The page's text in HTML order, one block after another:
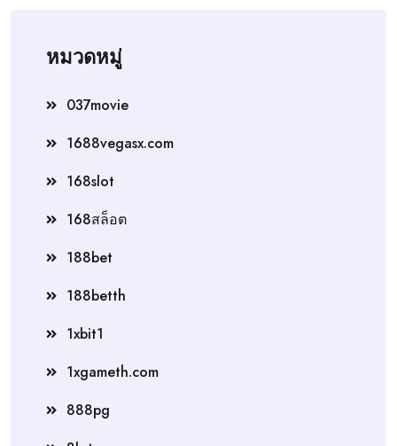
หมวดหมู่
037movie
1688vegasx.com
168slot
168สล็อต
188bet
188betth
1xbit1
1xgameth.com
888pg